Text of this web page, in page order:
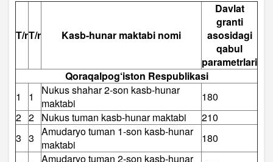
Т/rТ/r Kasb-hunar maktabi nomi
Davlat
granti
asosidagi
qabul
parametrlari
Qoraqalpog‘iston Respublikasi
1
1
Nukus shahar 2-son kasb-hunar
maktabi
180
2 2 Nukus tuman kasb-hunar maktabi
210
3 3 Amudaryo tuman 1-son kasb-hunar
maktabi
180
Amudaryo tuman 2-son kasb-hunar